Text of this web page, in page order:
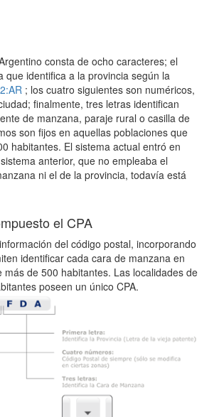
consta de ocho caracteres; el
que identifica a la provincia según la
; los cuatro siguientes son numéricos,
finalmente, tres letras identifican
de manzana, paraje rural o casilla de
son fijos en aquellas poblaciones que
habitantes. El sistema actual entró en
anterior, que no empleaba el
ni el de la provincia, todavía está
el CPA
del código postal, incorporando
identificar cada cara de manzana en
más de 500 habitantes. Las localidades de
poseen un único CPA.